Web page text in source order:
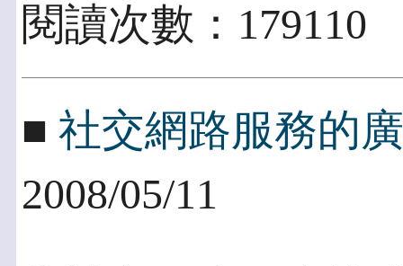
閱讀次數：
■ 社交網路服務的
2008/05/11